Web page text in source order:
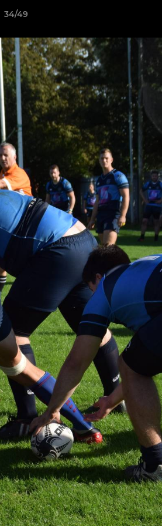
34/49